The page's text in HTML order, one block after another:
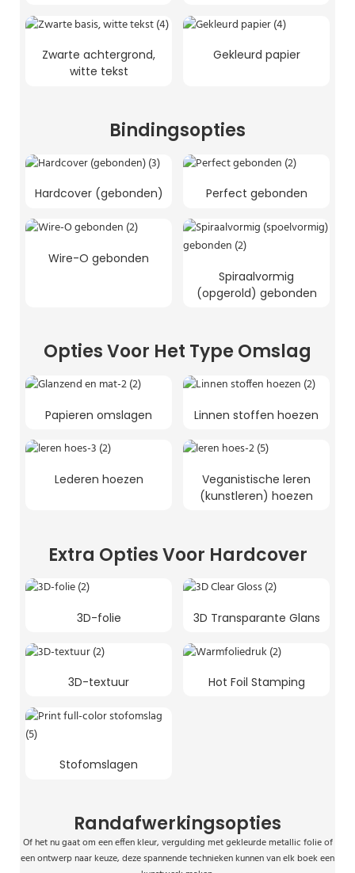
Zwarte achtergrond,
witte tekst
Gekleurd papier
Bindingsopties
Hardcover (gebonden) Perfect gebonden
Wire-O gebonden
Spiraalvormig
(opgerold) gebonden
Opties Voor Het Type Omslag
Papieren omslagen Linnen stoffen hoezen
Lederen hoezen
Veganistische leren
(kunstleren) hoezen
Extra Opties Voor Hardcover
3D-folie 3D Transparante Glans
3D-textuur Hot Foil Stamping
Stofomslagen
Randafwerkingsopties
Of het nu gaat om een ​​effen kleur, vergulding met gekleurde metallic folie of
een ontwerp naar keuze, deze spannende technieken kunnen van elk boek een